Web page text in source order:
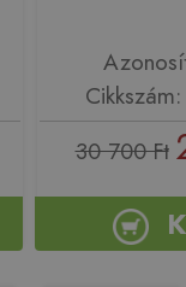
30 700 Ft